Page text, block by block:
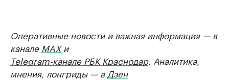
Оперативные новости и важная информация — в
канале MAXи
Telegram-канале РБК Краснодар. Аналитика,
мнения, лонгриды — в Дзен